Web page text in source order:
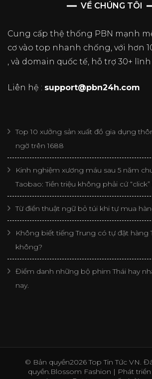
VỀ CHÚNG TÔI
Cung cấp thệ thống PBN mạnh
cơ vào top nhanh chống, với hơn
, và domain quốc tế, hỗ trợ 30+
Liên hệ : support@pbn24h.com
Top 10 xưởng sản xuất đồ gia dụng
ngờ trên 1688
Kinh nghiệm xương máu sau 5 năm
Taobao: Tiền triệu không phải cứ “click”
Từ điển thuật ngữ bỏ túi khi tự mua
Không biết tiếng Trung có tự đặt hàng
không?
Điểm danh những bộ phim Thái hay
nay.
© Bản quyền2026Top Tin Tức VN.
quyền.Blossom Fashion | Phát